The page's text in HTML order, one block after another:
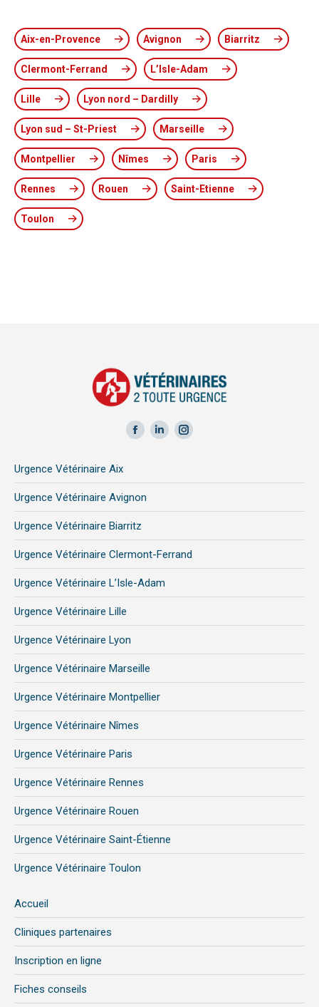
Aix-en-Provence Avignon Biarritz
Clermont-Ferrand L’Isle-Adam
Lille Lyon nord – Dardilly
Lyon sud – St-Priest Marseille
Montpellier Nîmes Paris
Rennes Rouen Saint-Etienne
Toulon
Facebook
in
new
window
LinkedIn
new
Instagram
new
Urgence Vétérinaire Aix
Urgence Vétérinaire Avignon
Urgence Vétérinaire Biarritz
Urgence Vétérinaire Clermont-Ferrand
Urgence Vétérinaire L’Isle-Adam
Urgence Vétérinaire Lille
Urgence Vétérinaire Lyon
Urgence Vétérinaire Marseille
Urgence Vétérinaire Montpellier
Urgence Vétérinaire Nîmes
Urgence Vétérinaire Paris
Urgence Vétérinaire Rennes
Urgence Vétérinaire Rouen
Urgence Vétérinaire Saint-Étienne
Urgence Vétérinaire Toulon
Accueil
Cliniques partenaires
Inscription en ligne
Fiches conseils